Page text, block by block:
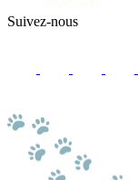
Suivez-nous